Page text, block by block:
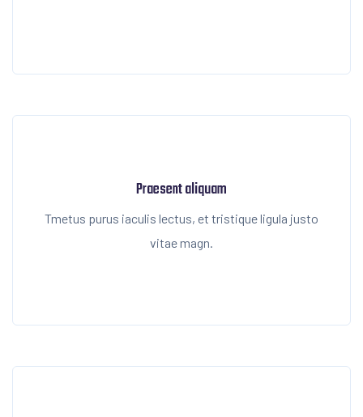
Praesent aliquam
Tmetus purus iaculis lectus, et tristique ligula justo
vitae magn.